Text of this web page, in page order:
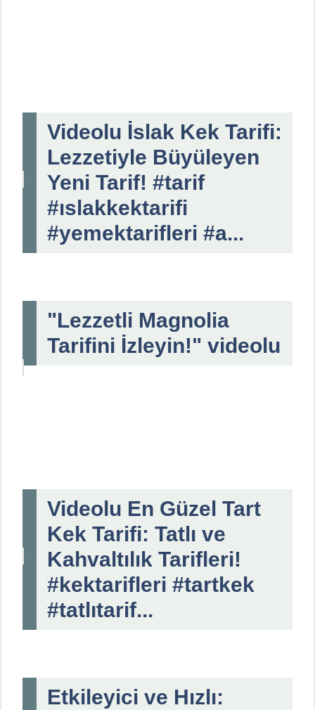
Videolu İslak Kek Tarifi:
Lezzetiyle Büyüleyen
Yeni Tarif! #tarif
#ıslakkektarifi
#yemektarifleri #a...
"Lezzetli Magnolia
Tarifini İzleyin!" videolu
Videolu En Güzel Tart
Kek Tarifi: Tatlı ve
Kahvaltılık Tarifleri!
#kektarifleri #tartkek
#tatlıtarif...
Etkileyici ve Hızlı: